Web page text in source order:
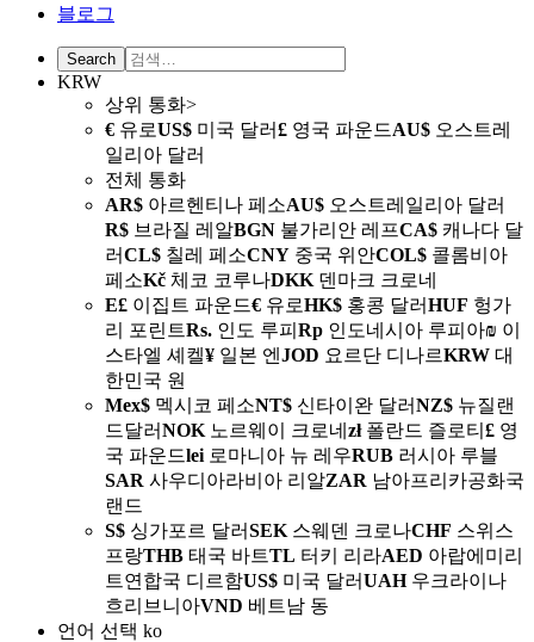
블로그
KRW
상위 통화>
€ 유로US$ 미국 달러£ 영국 파운드AU$ 오스트레
일리아 달러
전체 통화
AR$ 아르헨티나 페소AU$ 오스트레일리아 달러
R$ 브라질 레알BGN 불가리안 레프CA$ 캐나다 달
러CL$ 칠레 페소CNY 중국 위안COL$ 콜롬비아
페소Kč 체코 코루나DKK 덴마크 크로네
E£ 이집트 파운드€ 유로HK$ 홍콩 달러HUF 헝가
리 포린트Rs. 인도 루피 Rp 인도네시아 루피아₪ 이
스타엘 셰켈¥ 일본 엔 JOD 요르단 디나르KRW 대
한민국 원
Mex$ 멕시코 페소NT$ 신타이완 달러NZ$ 뉴질랜
드달러NOK 노르웨이 크로네 zł폴란드 즐로티 £ 영
국 파운드lei 로마니아 뉴 레우RUB 러시아 루블
SAR 사우디아라비아 리알ZAR 남아프리카공화국
랜드
S$ 싱가포르 달러SEK 스웨덴 크로나CHF 스위스
프랑THB 태국 바트TL 터키 리라AED 아랍에미리
트연합국 디르함US$ 미국 달러UAH우크라이나
흐리브니아VND 베트남 동
언어 선택 ko